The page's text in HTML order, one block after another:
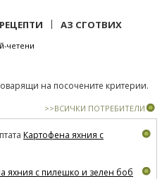
| АЗ СГОТВИХ
четени
на посочените критерии.
>>ВСИЧКИ ПОТРЕБИТЕЛИ
Картофена яхния с
яхния с пилешко и зелен боб